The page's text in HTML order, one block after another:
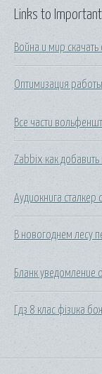
Links to
Война и мир
Оптимизация
Все части
Zabbix как
Аудиокнига сталкер
В новогоднем лесу
Бланк уведомление
Гдз 8 клас фізика